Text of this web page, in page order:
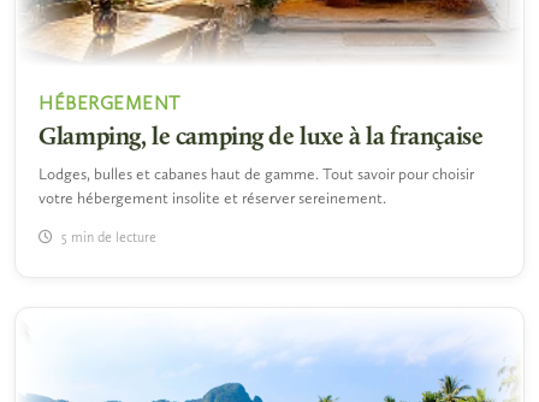
HÉBERGEMENT
Glamping, le camping de luxe à la française
Lodges, bulles et cabanes haut de gamme. Tout savoir pour choisir
votre hébergement insolite et réserver sereinement.
5 min de lecture